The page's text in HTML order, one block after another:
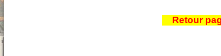
Retour